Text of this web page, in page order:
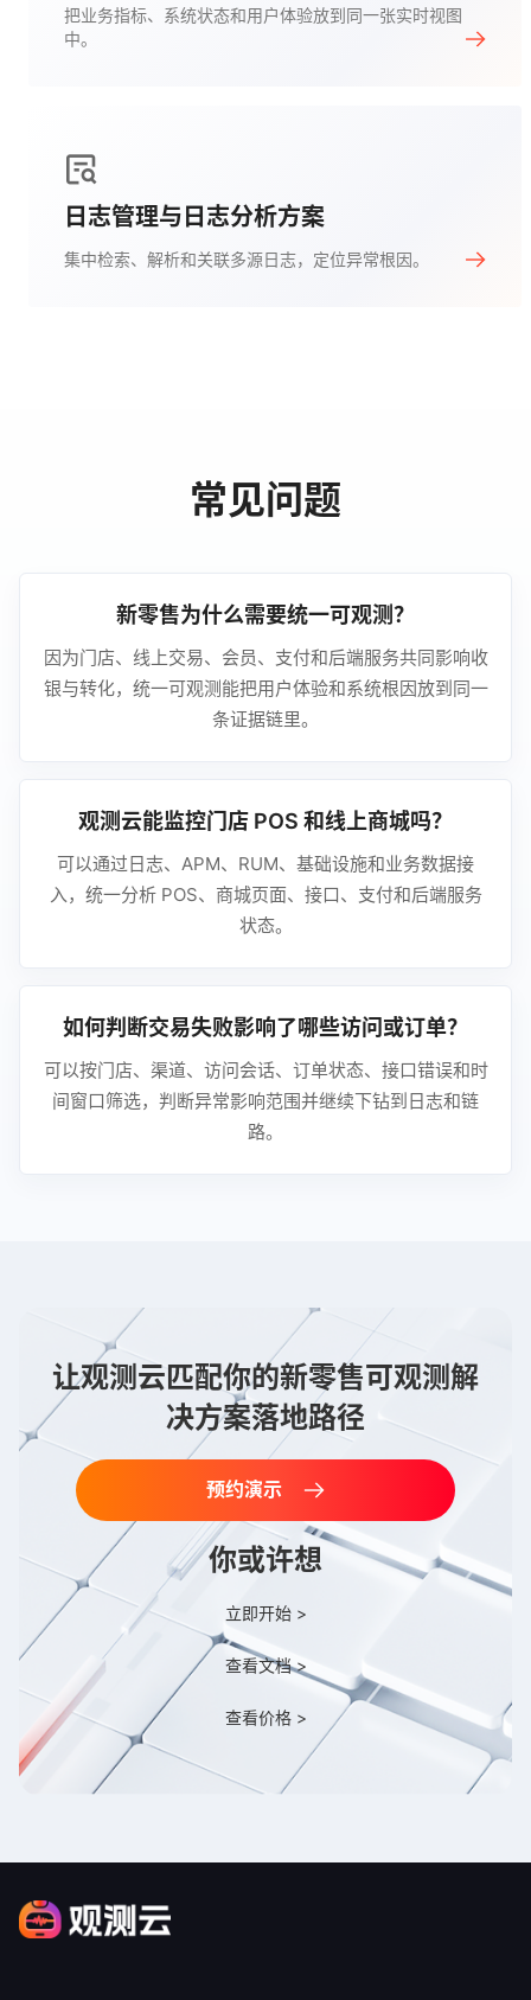
把业务指标、系统状态和用户体验放到同一张实时视图
中。
日志管理与日志分析方案
集中检索、解析和关联多源日志，定位异常根因。
常见问题
新零售为什么需要统一可观测？
因为门店、线上交易、会员、支付和后端服务共同影响收
银与转化，统一可观测能把用户体验和系统根因放到同一
条证据链里。
观测云能监控门店 POS 和线上商城吗？
可以通过日志、APM、RUM、基础设施和业务数据接
入，统一分析 POS、商城页面、接口、支付和后端服务
状态。
如何判断交易失败影响了哪些访问或订单？
可以按门店、渠道、访问会话、订单状态、接口错误和时
间窗口筛选，判断异常影响范围并继续下钻到日志和链
路。
让观测云匹配你的新零售可观测解
决方案落地路径
预约演示
你或许想
立即开始 >
查看文档 >
查看价格 >